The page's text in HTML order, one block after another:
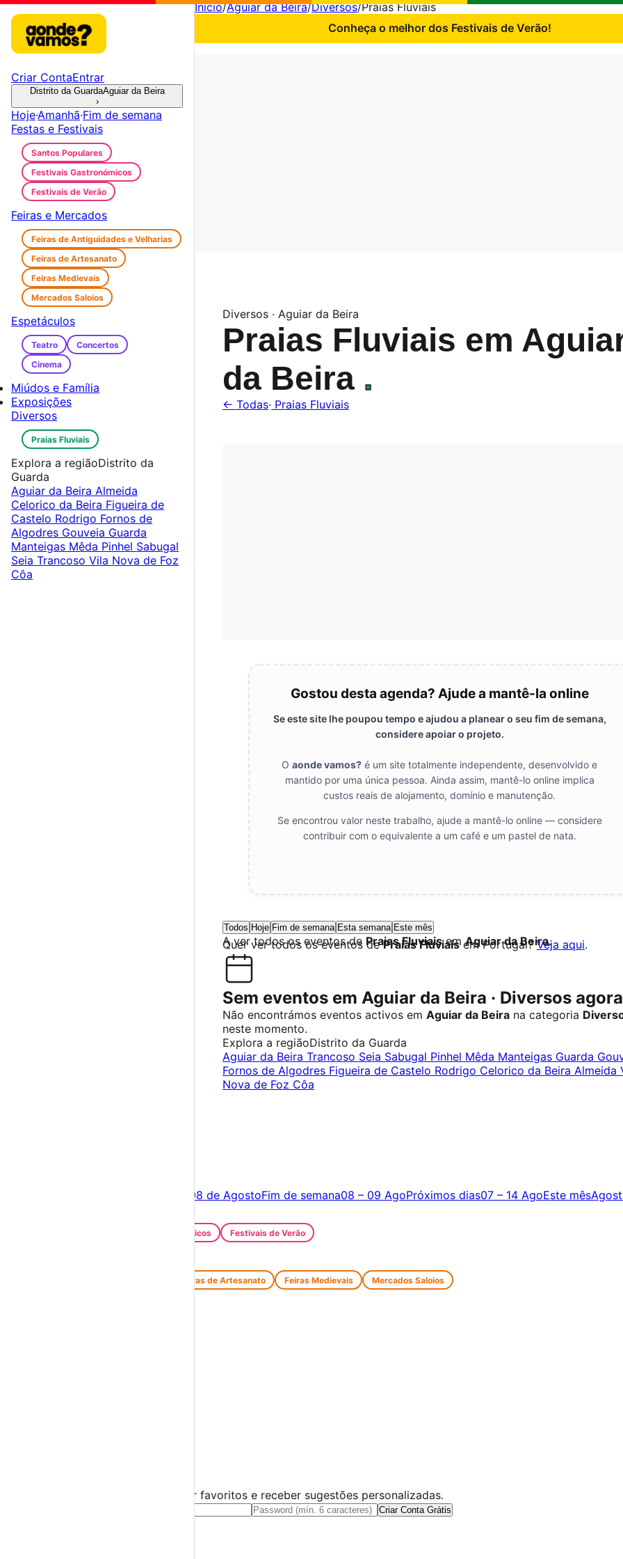
Início/Aguiar da Beira/Diversos/Praias Fluviais
Conheça o melhor dos Festivais de Verão!
Diversos · Aguiar da Beira
Praias Fluviais em
da Beira .
← Todas· Praias Fluviais
Gostou desta agenda? Ajude a mantê-la online
Se este site lhe poupou tempo e ajudou a planear o seu fim de semana,
considere apoiar o projeto.
O aonde vamos? é um site totalmente independente, desenvolvido e
mantido por uma única pessoa. Ainda assim, mantê-lo online implica
custos reais de alojamento, domínio e manutenção.
Se encontrou valor neste trabalho, ajude a mantê-lo online — considere
contribuir com o equivalente a um café e um pastel de nata.
Todos Hoje Fim de semana Esta semana Este mês
A ver todos os eventos de Praias FluviaisemAguiar da Beira.
Quer ver todos os eventos dePraias Fluviaisem Portugal?Veja aqui.
Sem eventos em Aguiar da Beira · Diversos agora
Não encontrámos eventos activos em Aguiar da Beira na categoria
neste momento.
Explora a regiãoDistrito da Guarda
Aguiar da Beira Trancoso Seia Sabugal Pinhel Mêda Manteigas Guarda
Fornos de Algodres Figueira de Castelo Rodrigo Celorico da Beira Almeida
Nova de Foz Côa
Criar ContaEntrar
Distrito da GuardaAguiar da Beira
›
Hoje·Amanhã·Fim de semana
Festas e Festivais
Santos Populares
Festivais Gastronómicos
Festivais de Verão
Feiras e Mercados
Feiras de Antiguidades e Velharias
Feiras de Artesanato
Feiras Medievais
Mercados Saloios
Espetáculos
Teatro
Concertos
Cinema
Miúdos e Família
Exposições
Diversos
Praias Fluviais
Explora a regiãoDistrito da
Guarda
Aguiar da Beira Almeida
Celorico da Beira Figueira de
Castelo Rodrigo Fornos de
Algodres Gouveia Guarda
Manteigas Mêda Pinhel Sabugal
Seia Trancoso Vila Nova de Foz
Côa
08 de AgostoFim de semana08 – 09 AgoPróximos dias07 – 14 AgoEste mês
Festivais Gastronómicos Festivais de Verão
Feiras de Artesanato Feiras Medievais Mercados Saloios
Cria uma conta gratuita para guardar favoritos e receber sugestões personalizadas.
Criar Conta Grátis